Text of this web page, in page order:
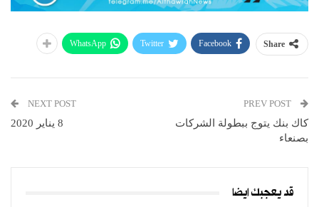
Share
Facebook
Twitter
WhatsApp
كاك بنك يتوج ببطولة الشركات
بصنعاء
NEXT POST
8 يناير 2020
قد يعجبك ايضا